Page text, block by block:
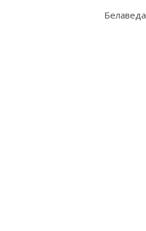
Белаведа